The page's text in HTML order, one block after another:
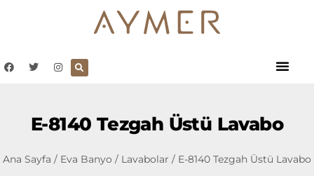
E-8140 Tezgah Üstü Lavabo
Ana Sayfa / Eva Banyo / Lavabolar / E-8140 Tezgah Üstü Lavabo